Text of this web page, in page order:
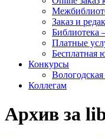
Заказ и
Библиотека
Платные
Бесплатная
Конкурсы
Коллегам
Архив за